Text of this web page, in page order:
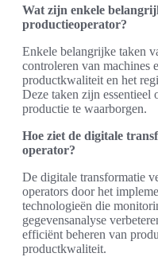
Wat zijn enkele
productieoperator?
Enkele belangrijke taken
controleren van machines
productkwaliteit en het
Deze taken zijn essentieel
productie te waarborgen.
Hoe ziet de digitale
operator?
De digitale transformatie
operators door het
technologieën die
gegevensanalyse
efficiënt beheren van
productkwaliteit.